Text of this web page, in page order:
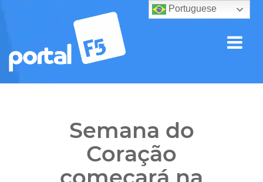
Semana do
Coração
Portuguese